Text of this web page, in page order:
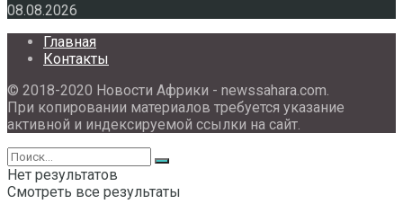
08.08.2026
Главная
Контакты
© 2018-2020 Новости Африки - newssahara.com.
При копировании материалов требуется указание
активной и индексируемой ссылки на сайт.
Нет результатов
Смотреть все результаты